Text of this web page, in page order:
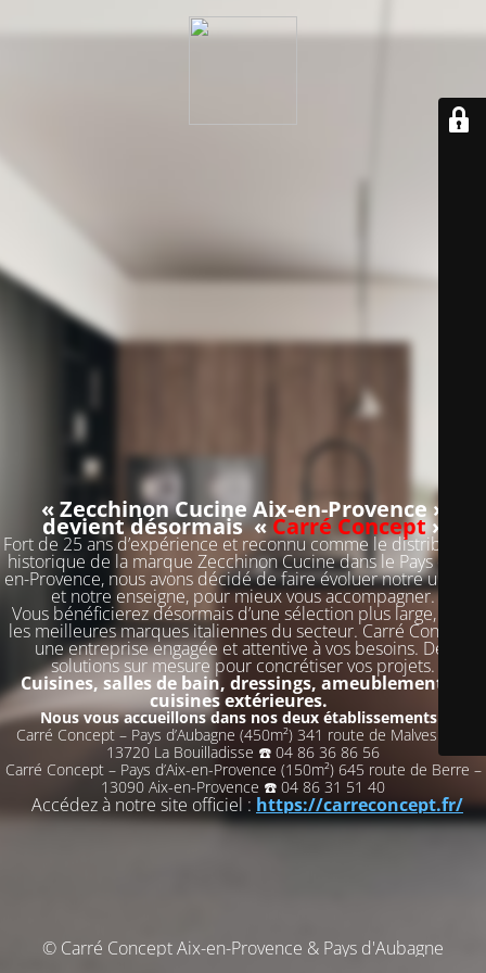
« Zecchinon Cucine Aix-en-Provence »
devient désormais «Carré Concept »
Fort de 25 ans d’expérience et reconnu comme le distributeur
historique de la marque Zecchinon Cucine dans le Pays d’Aix-
en-Provence, nous avons décidé de faire évoluer notre univers
et notre enseigne, pour mieux vous accompagner.
Vous bénéficierez désormais d’une sélection plus large, avec
les meilleures marques italiennes du secteur. Carré Concept,
une entreprise engagée et attentive à vos besoins. Des
solutions sur mesure pour concrétiser vos projets.
Cuisines, salles de bain, dressings, ameublement et
cuisines extérieures.
Nous vous accueillons dans nos deux établissements :
Carré Concept – Pays d’Aubagne (450m²) 341 route de Malvesine –
13720 La Bouilladisse ☎️ 04 86 36 86 56
Carré Concept – Pays d’Aix-en-Provence (150m²) 645 route de Berre –
13090 Aix-en-Provence ☎️ 04 86 31 51 40
Accédez à notre site officiel : https://carreconcept.fr/
© Carré Concept Aix-en-Provence & Pays d'Aubagne